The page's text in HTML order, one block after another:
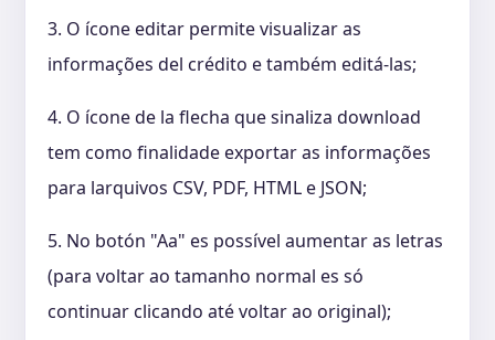
3. O ícone editar permite visualizar as
informações del crédito e também editá-las;
4. O ícone de la flecha que sinaliza download
tem como finalidade exportar as informações
para larquivos CSV, PDF, HTML e JSON;
5. No botón "Aa" es possível aumentar as letras
(para voltar ao tamanho normal es só
continuar clicando até voltar ao original);